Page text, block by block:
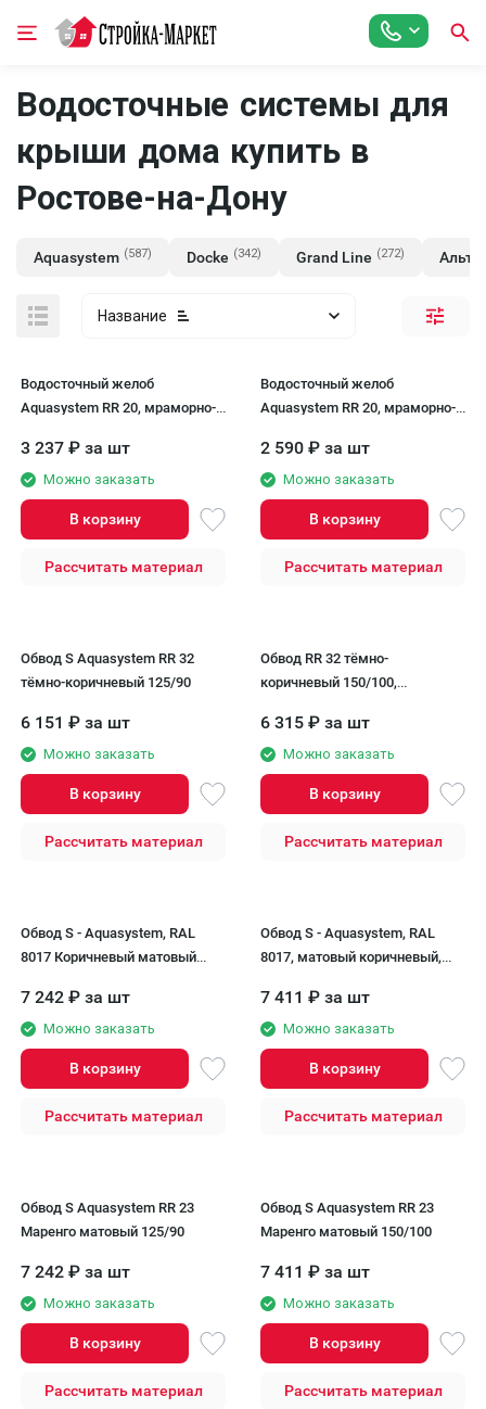
Водосточные системы для
крыши дома купить в
Ростове-на-Дону
Aquasystem (587) Docke (342) Grand Line (272)
Название
Водосточный желоб
Aquasystem RR 20, мраморно-
150/100.
3 237 ₽ за шт
Можно заказать
В корзину
Рассчитать материал
Водосточный желоб
Aquasystem RR 20, мраморно-
2 590 ₽ за шт
Можно заказать
В корзину
Рассчитать материал
Обвод S Aquasystem RR 32
тёмно-коричневый 125/90
6 151 ₽ за шт
Можно заказать
В корзину
Рассчитать материал
Обвод RR 32 тёмно-
коричневый 150/100,
6 315 ₽ за шт
Можно заказать
В корзину
Рассчитать материал
Обвод S - Aquasystem, RAL
8017 Коричневый матовый
7 242 ₽ за шт
Можно заказать
В корзину
Рассчитать материал
Обвод S - Aquasystem, RAL
8017, матовый коричневый,
7 411 ₽ за шт
Можно заказать
В корзину
Рассчитать материал
Обвод S Aquasystem RR 23
Маренго матовый 125/90
7 242 ₽ за шт
Можно заказать
В корзину
Рассчитать материал
Обвод S Aquasystem RR 23
Маренго матовый 150/100
7 411 ₽ за шт
Можно заказать
В корзину
Рассчитать материал